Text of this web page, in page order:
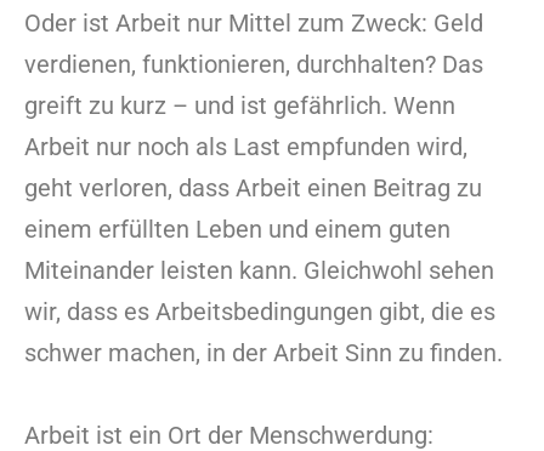
Oder ist Arbeit nur Mittel zum Zweck: Geld
verdienen, funktionieren, durchhalten? Das
greift zu kurz – und ist gefährlich. Wenn
Arbeit nur noch als Last empfunden wird,
geht verloren, dass Arbeit einen Beitrag zu
einem erfüllten Leben und einem guten
Miteinander leisten kann. Gleichwohl sehen
wir, dass es Arbeitsbedingungen gibt, die es
schwer machen, in der Arbeit Sinn zu finden.
Arbeit ist ein Ort der Menschwerdung: